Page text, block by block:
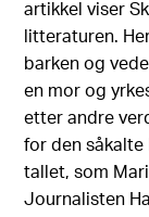
artikkel viser
litteraturen.
barken og
en mor og
etter andre
for den såkalte
tallet, som
Journalisten